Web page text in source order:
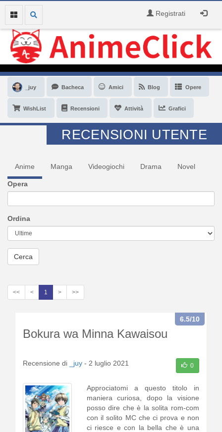
Registrati
_juy Bacheca Amici Blog Opere
WishList Recensioni Attività Grafici
RECENSIONI UTENTE
Anime Manga Videogiochi Drama Novel
Opera
Ordina
Cerca
<< < 1 > >>
Bokura wa Minna Kawaisou
6.5/10
Recensione di _juy - 2 luglio 2021 0
Approciatomi a questo titolo in
maniera curiosa, dopo la visione
posso dire che è la solita rom-com
con il solito MC che ci prova e non
ci riesce e con la bella che è una